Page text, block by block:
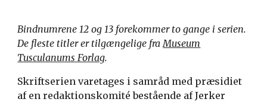
Bindnumrene 12 og 13 forekommer to gange i serien.
De fleste titler er tilgængelige fraMuseum
Tusculanums Forlag.
Skriftserien varetages i samråd med præsidiet
af en redaktionskomité bestående af Jerker